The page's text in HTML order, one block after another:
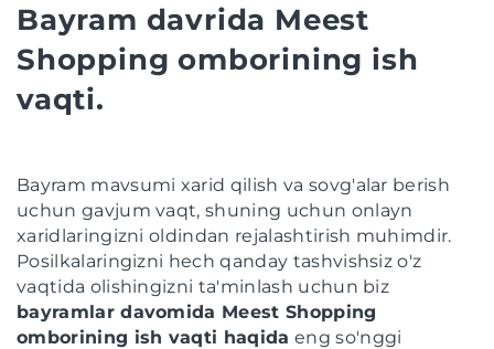
Bayram davrida Meest
Shopping omborining ish
vaqti.
Bayram mavsumi xarid qilish va sovg'alar berish
uchun gavjum vaqt, shuning uchun onlayn
xaridlaringizni oldindan rejalashtirish muhimdir.
Posilkalaringizni hech qanday tashvishsiz o'z
vaqtida olishingizni ta'minlash uchun biz
bayramlar davomida Meest Shopping
omborining ish vaqti haqida eng so'nggi